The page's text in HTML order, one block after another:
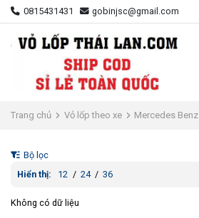
0815431431 gobinjsc@gmail.com
Trang chủ Vỏ lốp theo xe Mercedes Benz
Bộ lọc
Hiển thị:
12 / 24 / 36
Không có dữ liệu